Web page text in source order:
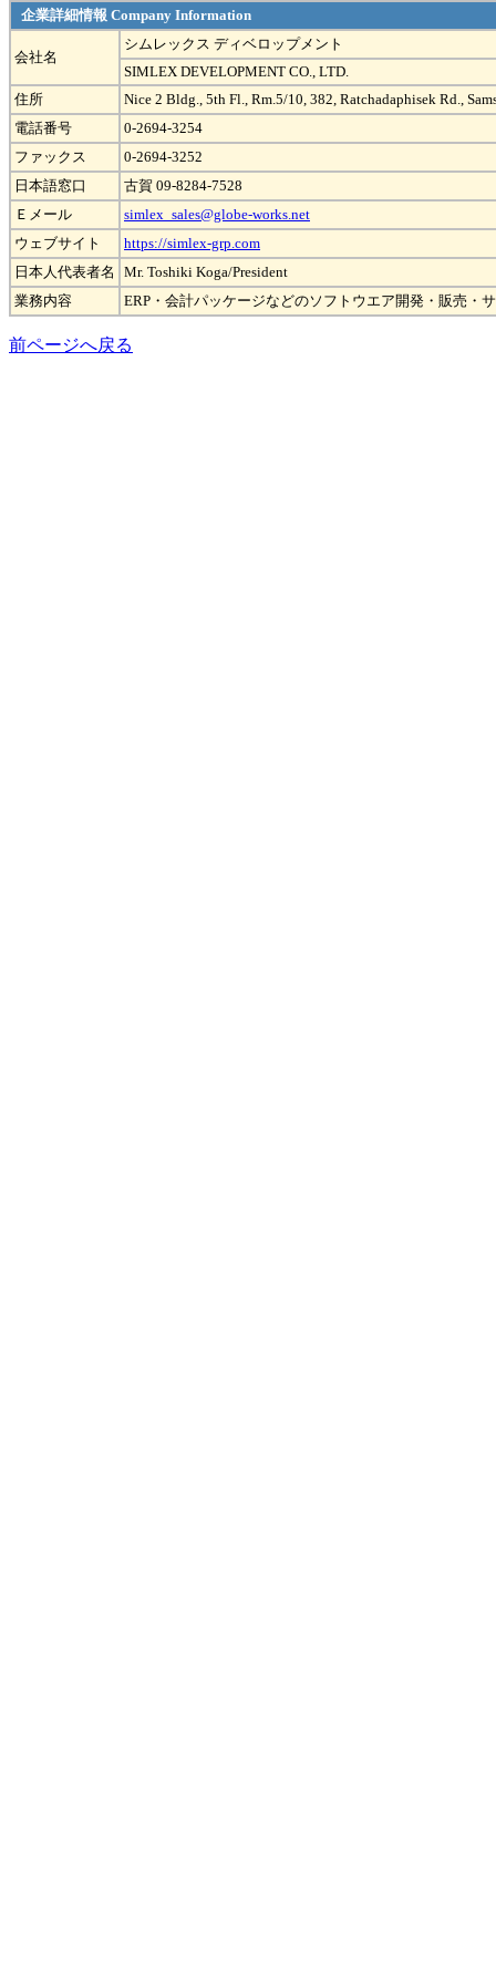
企業詳細情報 Company Information
会社名
シムレックス ディベロップメント
SIMLEX DEVELOPMENT CO., LTD.
住所
Nice 2 Bldg., 5th Fl., Rm.5/10, 382, Ratchadaphisek Rd.,
電話番号
0-2694-3254
ファックス
0-2694-3252
日本語窓口
古賀 09-8284-7528
Ｅメール
simlex_sales@globe-works.net
ウェブサイト
https://simlex-grp.com
日本人代表者名
Mr. Toshiki Koga/President
業務内容
ERP・会計パッケージなどのソフトウエア開発・販売・
前ページへ戻る